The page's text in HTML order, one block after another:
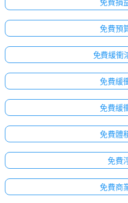
免費預
免費緩衝
免費緩
免費緩
免費體
免費
免費商